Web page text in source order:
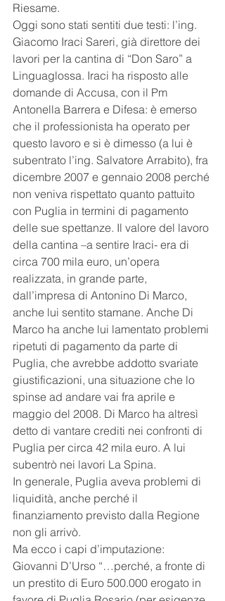
Riesame.
Oggi sono stati sentiti due testi: l’ing.
Giacomo Iraci Sareri, già direttore dei
lavori per la cantina di “Don Saro” a
Linguaglossa. Iraci ha risposto alle
domande di Accusa, con il Pm
Antonella Barrera e Difesa: è emerso
che il professionista ha operato per
questo lavoro e si è dimesso (a lui è
subentrato l’ing. Salvatore Arrabito), fra
dicembre 2007 e gennaio 2008 perché
non veniva rispettato quanto pattuito
con Puglia in termini di pagamento
delle sue spettanze. Il valore del lavoro
della cantina –a sentire Iraci- era di
circa 700 mila euro, un’opera
realizzata, in grande parte,
dall’impresa di Antonino Di Marco,
anche lui sentito stamane. Anche Di
Marco ha anche lui lamentato problemi
ripetuti di pagamento da parte di
Puglia, che avrebbe addotto svariate
giustificazioni, una situazione che lo
spinse ad andare vai fra aprile e
maggio del 2008. Di Marco ha altresì
detto di vantare crediti nei confronti di
Puglia per circa 42 mila euro. A lui
subentrò nei lavori La Spina.
In generale, Puglia aveva problemi di
liquidità, anche perché il
finanziamento previsto dalla Regione
non gli arrivò.
Ma ecco i capi d’imputazione:
Giovanni D’Urso “…perché, a fronte di
un prestito di Euro 500.000 erogato in